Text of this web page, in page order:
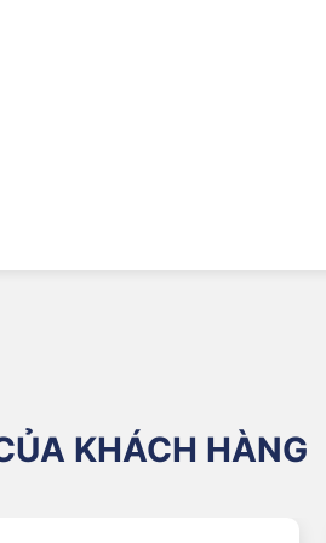
hiệu quả, vận hành êm ái và độ bền
(beam), mang thiết kế hiện đại,
KHÁCH HÀNG